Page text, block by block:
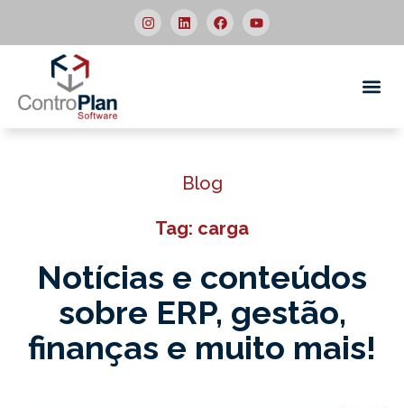
Blog
Tag: carga
Notícias e conteúdos
sobre ERP, gestão,
finanças e muito mais!